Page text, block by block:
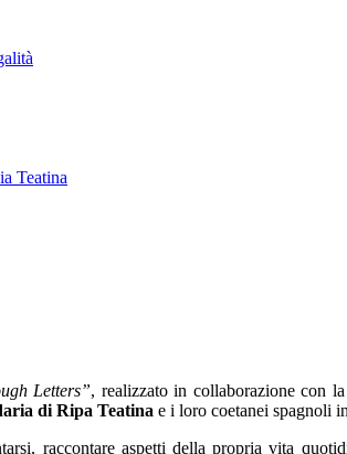
Teatina
Letters”, realizzato in collaborazione con
di Ripa Teatina e i loro coetanei spagnoli
raccontare aspetti della propria vita